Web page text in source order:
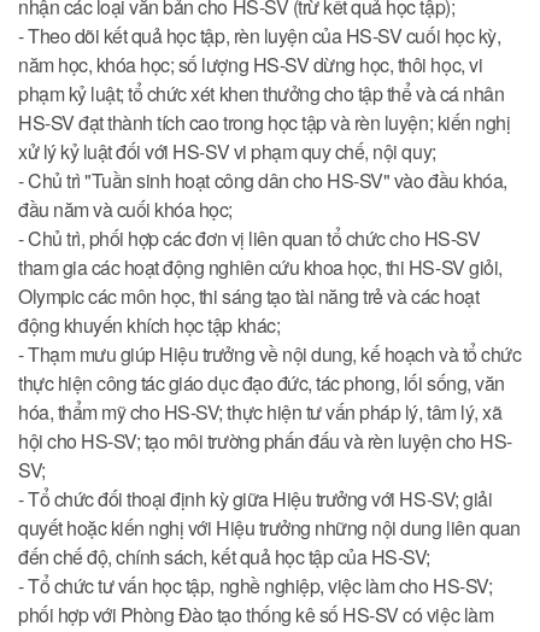
nhận các loại văn bản cho HS-SV (trừ kết quả học tập);
- Theo dõi kết quả học tập, rèn luyện của HS-SV cuối học kỳ,
năm học, khóa học; số lượng HS-SV dừng học, thôi học, vi
phạm kỷ luật; tổ chức xét khen thưởng cho tập thể và cá nhân
HS-SV đạt thành tích cao trong học tập và rèn luyện; kiến nghị
xử lý kỷ luật đối với HS-SV vi phạm quy chế, nội quy;
- Chủ trì "Tuần sinh hoạt công dân cho HS-SV" vào đầu khóa,
đầu năm và cuối khóa học;
- Chủ trì, phối hợp các đơn vị liên quan tổ chức cho HS-SV
tham gia các hoạt động nghiên cứu khoa học, thi HS-SV giỏi,
Olympic các môn học, thi sáng tạo tài năng trẻ và các hoạt
động khuyến khích học tập khác;
- Thạm mưu giúp Hiệu trưởng về nội dung, kế hoạch và tổ chức
thực hiện công tác giáo dục đạo đức, tác phong, lối sống, văn
hóa, thẩm mỹ cho HS-SV; thực hiện tư vấn pháp lý, tâm lý, xã
hội cho HS-SV; tạo môi trường phấn đấu và rèn luyện cho HS-
SV;
- Tổ chức đối thoại định kỳ giữa Hiệu trưởng với HS-SV; giải
quyết hoặc kiến nghị với Hiệu trưởng những nội dung liên quan
đến chế độ, chính sách, kết quả học tập của HS-SV;
- Tổ chức tư vấn học tập, nghề nghiệp, việc làm cho HS-SV;
phối hợp với Phòng Đào tạo thống kê số HS-SV có việc làm